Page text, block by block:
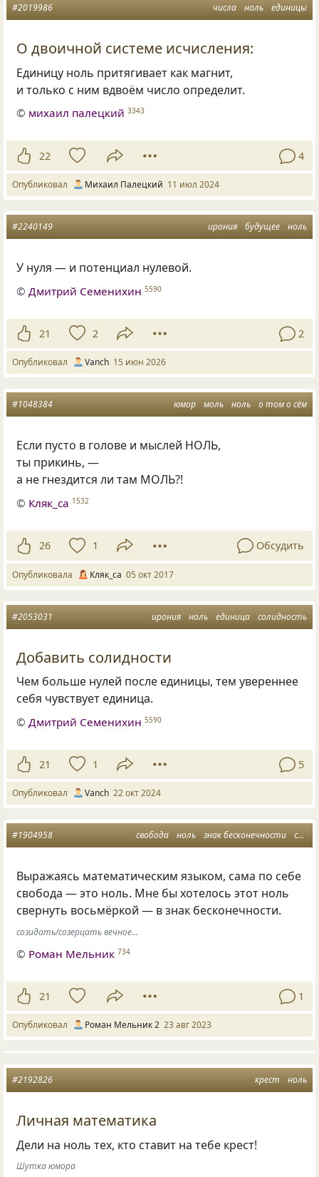
числа ноль единицы
#2019986
О двоичной системе исчисления:
Единицу ноль притягивает как магнит,
и только с ним вдвоём число определит.
© михаил палецкий 3343
22 4
Опубликовал Михаил Палецкий 11 июл 2024
ирония будущее ноль
#2240149
У нуля — и потенциал нулевой.
© Дмитрий Семенихин 5590
21 2 2
Опубликовал Vanch 15 июн 2026
юмор моль ноль о том о сём
#1048384
Если пусто в голове и мыслей НОЛЬ,
ты прикинь, —
а не гнездится ли там МОЛЬ?!
© Кляк_са 1532
26 1 Обсудить
Опубликовала Кляк_са 05 окт 2017
ирония ноль единица солидность
#2053031
Добавить солидности
Чем больше нулей после единицы, тем увереннее
себя чувствует единица.
© Дмитрий Семенихин 5590
21 1 5
Опубликовал Vanch 22 окт 2024
свобода ноль знак бесконечности свернуть восьмёркой
#1904958
Выражаясь математическим языком, сама по себе
свобода — это ноль. Мне бы хотелось этот ноль
свернуть восьмёркой — в знак бесконечности.
созидать/созерцать вечное...
© Роман Мельник 734
21 1
Опубликовал Роман Мельник 2 23 авг 2023
крест ноль
#2192826
Личная математика
Дели на ноль тех, кто ставит на тебе крест!
Шутка юмора